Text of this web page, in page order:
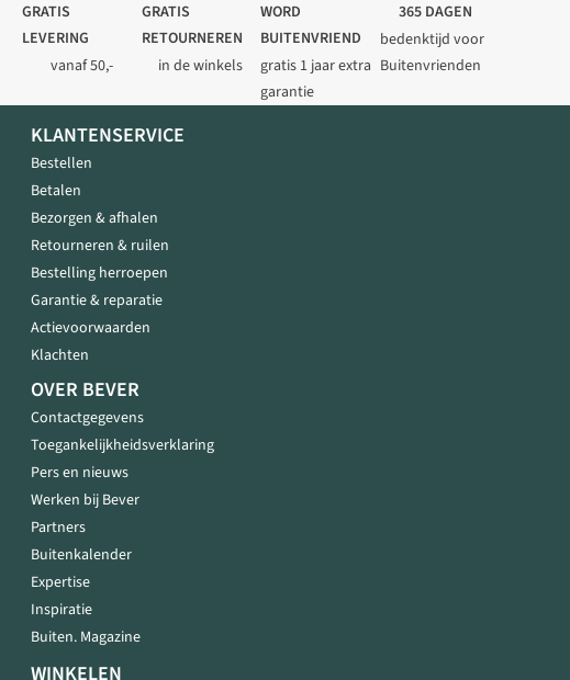
GRATIS
LEVERING
vanaf 50,-
GRATIS
RETOURNEREN
in de winkels
WORD
BUITENVRIEND
gratis 1 jaar extra
garantie
365 DAGEN
bedenktijd voor
Buitenvrienden
KLANTENSERVICE
Bestellen
Betalen
Bezorgen & afhalen
Retourneren & ruilen
Bestelling herroepen
Garantie & reparatie
Actievoorwaarden
Klachten
OVER BEVER
Contactgegevens
Toegankelijkheidsverklaring
Pers en nieuws
Werken bij Bever
Partners
Buitenkalender
Expertise
Inspiratie
Buiten. Magazine
WINKELEN